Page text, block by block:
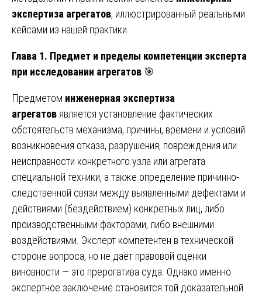
экспертиза агрегатов, иллюстрированный реальными
кейсами из нашей практики.
Глава 1. Предмет и пределы компетенции эксперта
при исследовании агрегатов 🎯
Предметом инженерная экспертиза
агрегатов является установление фактических
обстоятельств механизма, причины, времени и условий
возникновения отказа, разрушения, повреждения или
неисправности конкретного узла или агрегата
специальной техники, а также определение причинно-
следственной связи между выявленными дефектами и
действиями (бездействием) конкретных лиц, либо
производственными факторами, либо внешними
воздействиями. Эксперт компетентен в технической
стороне вопроса, но не даёт правовой оценки
виновности — это прерогатива суда. Однако именно
экспертное заключение становится той доказательной